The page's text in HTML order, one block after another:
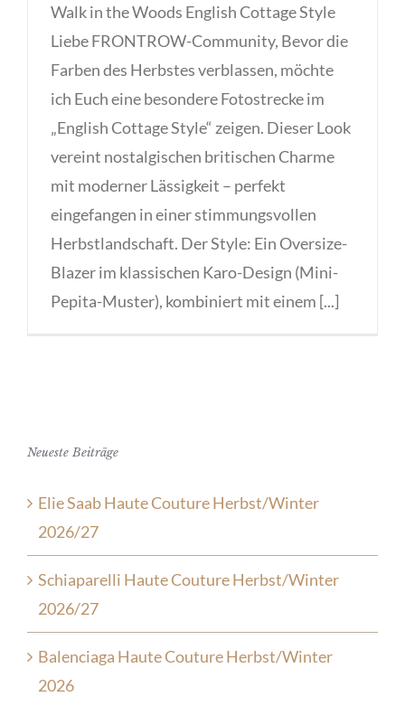
Walk in the Woods English Cottage Style
Liebe FRONTROW-Community, Bevor die
Farben des Herbstes verblassen, möchte
ich Euch eine besondere Fotostrecke im
„English Cottage Style“ zeigen. Dieser Look
vereint nostalgischen britischen Charme
mit moderner Lässigkeit – perfekt
eingefangen in einer stimmungsvollen
Herbstlandschaft. Der Style: Ein Oversize-
Blazer im klassischen Karo-Design (Mini-
Pepita-Muster), kombiniert mit einem [...]
Neueste Beiträge
Elie Saab Haute Couture Herbst/Winter
2026/27
Schiaparelli Haute Couture Herbst/Winter
2026/27
Balenciaga Haute Couture Herbst/Winter
2026